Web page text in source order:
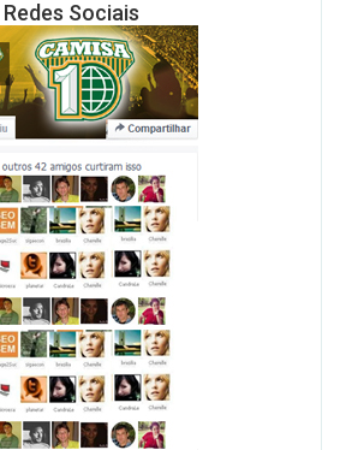
Redes Sociais